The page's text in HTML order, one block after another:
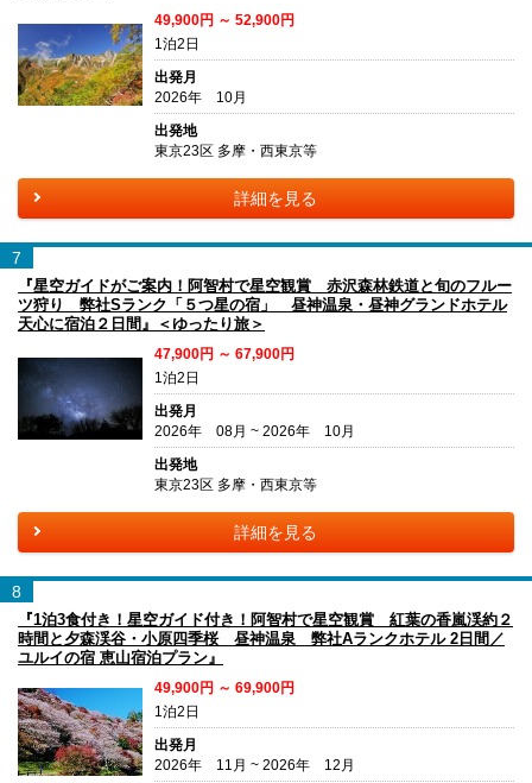
49,900円 ～ 52,900円
1泊2日
出発月
2026年 10月
出発地
東京23区 多摩・西東京等
詳細を見る
7
『星空ガイドがご案内！阿智村で星空観賞 赤沢森林鉄道と旬のフルー
ツ狩り 弊社Sランク「５つ星の宿」 昼神温泉・昼神グランドホテル
天心に宿泊２日間』＜ゆったり旅＞
47,900円 ～ 67,900円
1泊2日
出発月
2026年 08月 ~ 2026年 10月
出発地
東京23区 多摩・西東京等
詳細を見る
8
『1泊3食付き！星空ガイド付き！阿智村で星空観賞 紅葉の香嵐渓約２
時間と夕森渓谷・小原四季桜 昼神温泉 弊社Aランクホテル 2日間／
ユルイの宿 恵山宿泊プラン』
49,900円 ～ 69,900円
1泊2日
出発月
2026年 11月 ~ 2026年 12月